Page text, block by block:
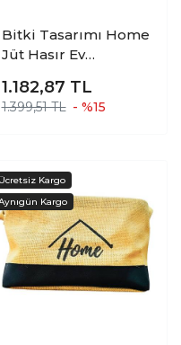
Bitki Tasarımı Home
Jüt Hasır Ev
Banyo Salon Sepeti
Katlanır Sıvı
1.182,87 TL
1.399,51 TL - %15